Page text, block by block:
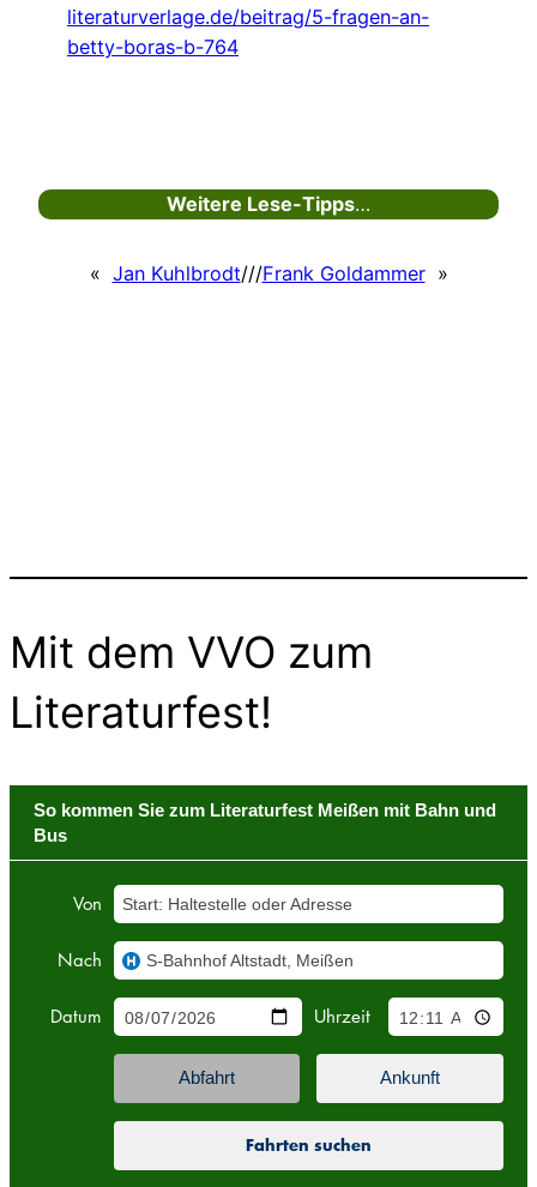
literaturverlage.de/beitrag/5-fragen-an-
betty-boras-b-764
Weitere Lese-Tipps…
« Jan Kuhlbrodt///Frank Goldammer »
Mit dem VVO zum
Literaturfest!